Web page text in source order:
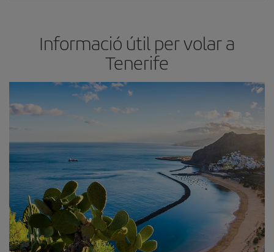
Informació útil per volar a
Tenerife